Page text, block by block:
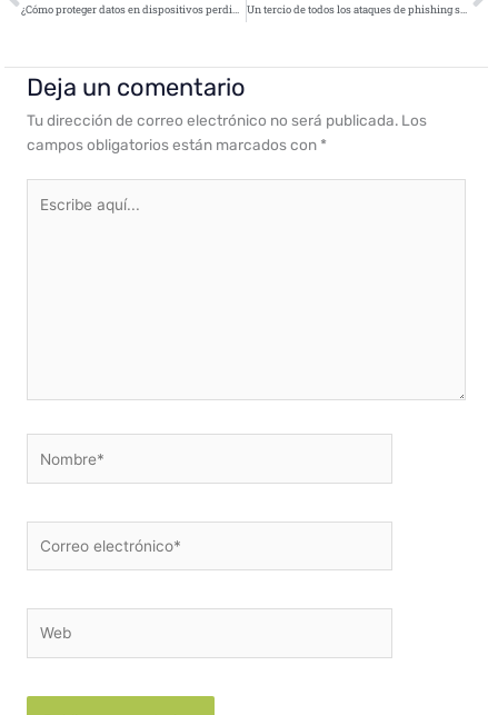
¿Cómo proteger datos en dispositivos perdidos o robados? Un tercio de todos los ataques de phishing se dirigieron contra clientes del sector financiero en el segundo trimestre de 2018
Deja un comentario
Tu dirección de correo electrónico no será publicada. Los
campos obligatorios están marcados con *
aquí...
electrónico*